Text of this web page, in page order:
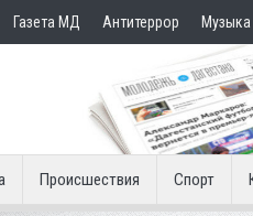
Газета МД Антитеррор Музыка
Происшествия Спорт